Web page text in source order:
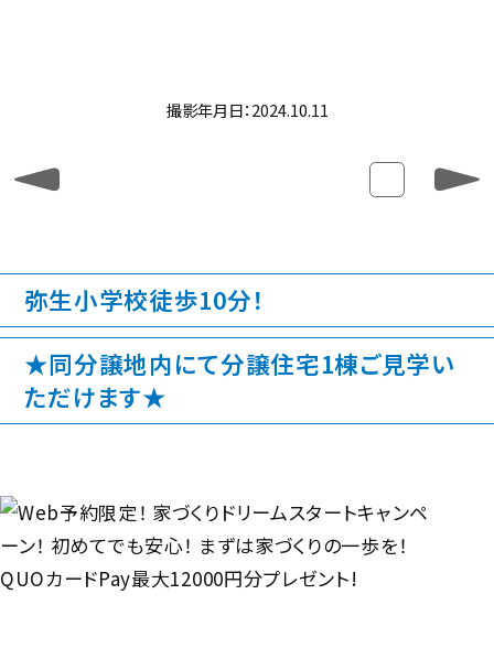
撮影年月日：2024.10.11
弥生小学校徒歩10分！
★同分譲地内にて分譲住宅1棟ご見学い
ただけます★